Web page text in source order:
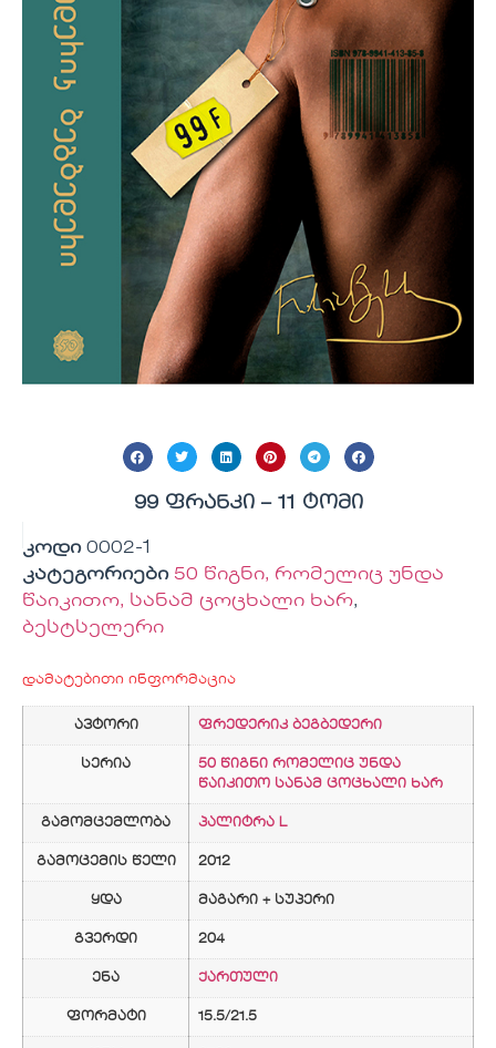
99 ფრანკი – 11 ტომი
კოდი 0002-1
კატეგორიები 50 წიგნი, რომელიც უნდა
წაიკითო, სანამ ცოცხალი ხარ,
ბესტსელერი
დამატებითი ინფორმაცია
ავტორი ფრედერიკ ბეგბედერი
სერია
50 წიგნი რომელიც უნდა
წაიკითო სანამ ცოცხალი ხარ
გამომცემლობა პალიტრა L
გამოცემის წელი 2012
ყდა მაგარი + სუპერი
გვერდი 204
ენა ქართული
ფორმატი 15.5/21.5